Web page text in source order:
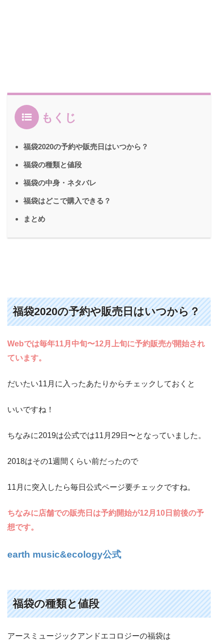
もくじ
福袋2020の予約や販売日はいつから？
福袋の種類と値段
福袋の中身・ネタバレ
福袋はどこで購入できる？
まとめ
福袋2020の予約や販売日はいつから？
Webでは毎年11月中旬〜12月上旬に予約販売が開始され
ています。
だいたい11月に入ったあたりからチェックしておくと
いいですね！
ちなみに2019は公式では11月29日〜となっていました。
2018はその1週間くらい前だったので
11月に突入したら毎日公式ページ要チェックですね。
ちなみに店舗での販売日は予約開始が12月10日前後の予
想です。
earth music&ecology公式
福袋の種類と値段
アースミュージックアンドエコロジーの福袋は